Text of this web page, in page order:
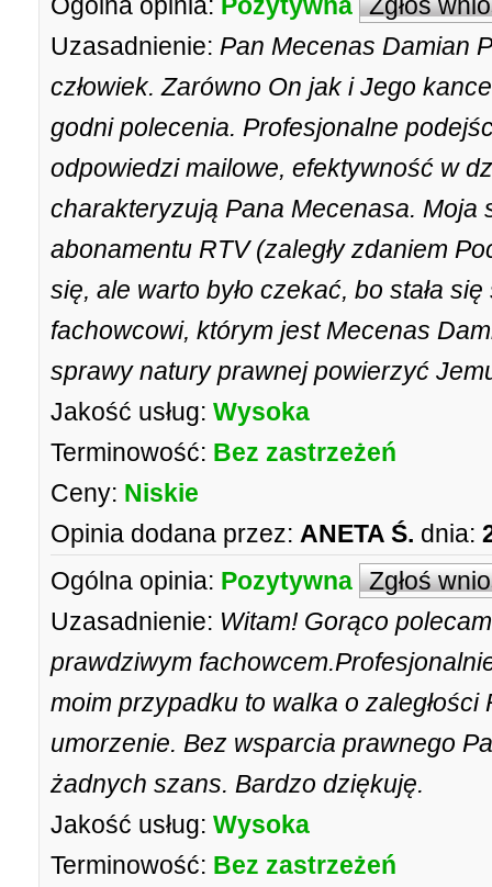
Uzasadnienie: Pan Mecenas Damian
człowiek. Zarówno On jak i Jego
godni polecenia. Profesjonalne
odpowiedzi mailowe, efektywność w
charakteryzują Pana Mecenasa. Moja
abonamentu RTV (zaległy zdaniem
się, ale warto było czekać, bo stała
fachowcowi, którym jest Mecenas
sprawy natury prawnej powierzyć
Jakość usług: Wysoka
Terminowość: Bez zastrzeżeń
Ceny: Niskie
Opinia dodana przez: ANETA Ś. dnia:
Ogólna opinia: Pozytywna Zgłoś
Uzasadnienie: Witam! Gorąco
prawdziwym
moim przypadku to walka o zaległości
umorzenie. Bez wsparcia prawnego
żadnych szans. Bardzo dziękuję.
Jakość usług: Wysoka
Terminowość: Bez zastrzeżeń